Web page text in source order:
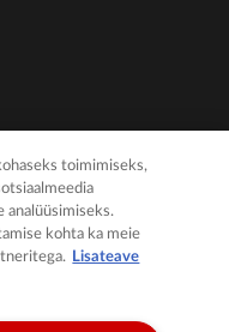
toimimiseks,
analüüsimiseks.
kohta ka meie
Lisateave